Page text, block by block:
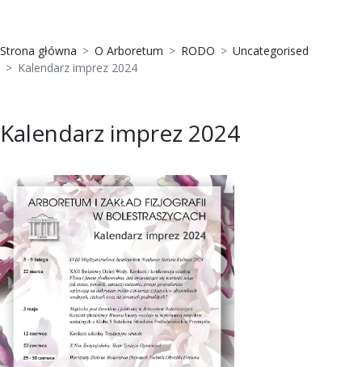
Strona główna O Arboretum RODO
Uncategorised
Kalendarz imprez 2024
Kalendarz imprez 2024